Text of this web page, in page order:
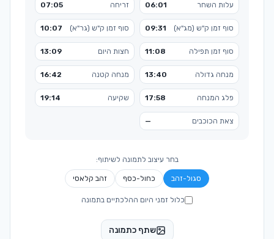
עלות השחר 06:01 זריחה 07:05
סוף זמן ק"ש (מג"א) 09:31 סוף זמן ק"ש (גר"א) 10:07
סוף זמן תפילה 11:08 חצות היום 13:09
מנחה גדולה 13:40 מנחה קטנה 16:42
פלג המנחה 17:58 שקיעה 19:14
צאת הכוכבים —
בחר עיצוב לתמונה לשיתוף:
סגול-זהב כחול-כסף זהב קלאסי
כלול זמני היום ההלכתיים בתמונה
שתף כתמונה